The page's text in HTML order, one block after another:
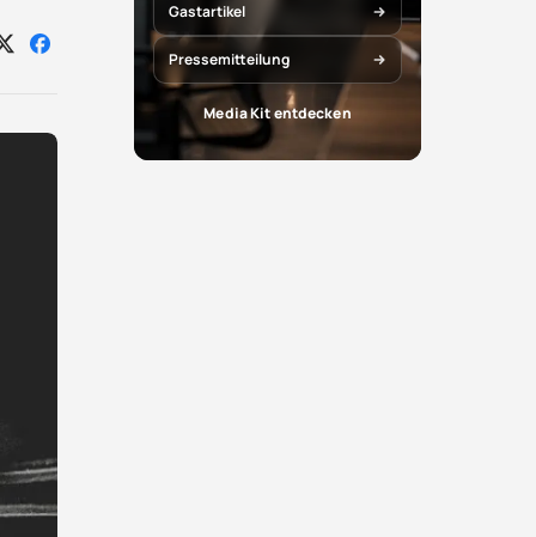
Auf Auf
Gastartikel
Pressemitteilung
Media Kit entdecken